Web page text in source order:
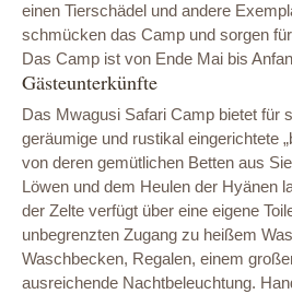
einen Tierschädel und andere
schmücken das Camp und sorgen
Das Camp ist von Ende Mai bis
Gästeunterkünfte
Das Mwagusi Safari Camp bietet für
geräumige und rustikal eingerichtete
von deren gemütlichen Betten aus
Löwen und dem Heulen der Hyänen
der Zelte verfügt über eine eigene
unbegrenzten Zugang zu heißem
Waschbecken, Regalen, einem
ausreichende Nachtbeleuchtung.